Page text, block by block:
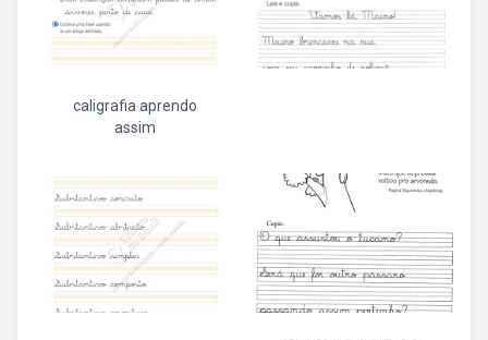
caligrafia aprendo
assim